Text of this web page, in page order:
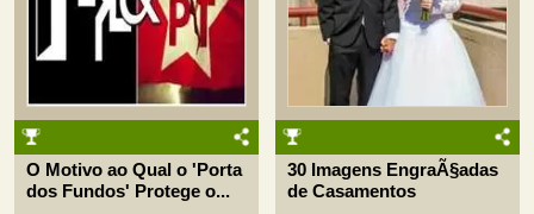
O Motivo ao Qual o 'Porta
dos Fundos' Protege o...
30 Imagens EngraÃ§adas
de Casamentos